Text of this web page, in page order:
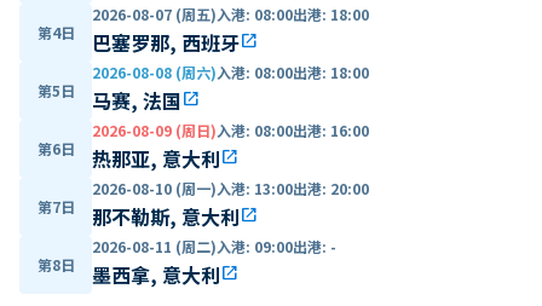
第4日
2026-08-07 (周五)入港: 08:00出港: 18:00
巴塞罗那, 西班牙open_in_new
第5日
2026-08-08 (周六)入港: 08:00出港: 18:00
马赛, 法国open_in_new
第6日
2026-08-09 (周日)入港: 08:00出港: 16:00
热那亚, 意大利open_in_new
第7日
2026-08-10 (周一)入港: 13:00出港: 20:00
那不勒斯, 意大利open_in_new
第8日
2026-08-11 (周二)入港: 09:00出港: -
墨西拿, 意大利open_in_new